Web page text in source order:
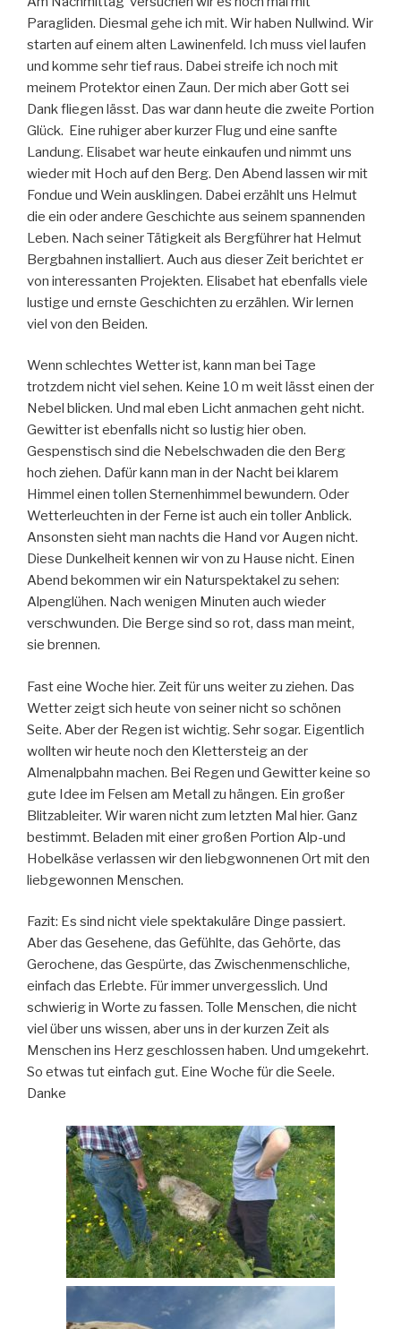
Paragliden. Diesmal gehe ich mit. Wir haben Nullwind. Wir
starten auf einem alten Lawinenfeld. Ich muss viel laufen
und komme sehr tief raus. Dabei streife ich noch mit
meinem Protektor einen Zaun. Der mich aber Gott sei
Dank fliegen lässt. Das war dann heute die zweite Portion
Glück. Eine ruhiger aber kurzer Flug und eine sanfte
Landung. Elisabet war heute einkaufen und nimmt uns
wieder mit Hoch auf den Berg. Den Abend lassen wir mit
Fondue und Wein ausklingen. Dabei erzählt uns Helmut
die ein oder andere Geschichte aus seinem spannenden
Leben. Nach seiner Tätigkeit als Bergführer hat Helmut
Bergbahnen installiert. Auch aus dieser Zeit berichtet er
von interessanten Projekten. Elisabet hat ebenfalls viele
lustige und ernste Geschichten zu erzählen. Wir lernen
viel von den Beiden.
Wenn schlechtes Wetter ist, kann man bei Tage
trotzdem nicht viel sehen. Keine 10 m weit lässt einen der
Nebel blicken. Und mal eben Licht anmachen geht nicht.
Gewitter ist ebenfalls nicht so lustig hier oben.
Gespenstisch sind die Nebelschwaden die den Berg
hoch ziehen. Dafür kann man in der Nacht bei klarem
Himmel einen tollen Sternenhimmel bewundern. Oder
Wetterleuchten in der Ferne ist auch ein toller Anblick.
Ansonsten sieht man nachts die Hand vor Augen nicht.
Diese Dunkelheit kennen wir von zu Hause nicht. Einen
Abend bekommen wir ein Naturspektakel zu sehen:
Alpenglühen. Nach wenigen Minuten auch wieder
verschwunden. Die Berge sind so rot, dass man meint,
sie brennen.
Fast eine Woche hier. Zeit für uns weiter zu ziehen. Das
Wetter zeigt sich heute von seiner nicht so schönen
Seite. Aber der Regen ist wichtig. Sehr sogar. Eigentlich
wollten wir heute noch den Klettersteig an der
Almenalpbahn machen. Bei Regen und Gewitter keine so
gute Idee im Felsen am Metall zu hängen. Ein großer
Blitzableiter. Wir waren nicht zum letzten Mal hier. Ganz
bestimmt. Beladen mit einer großen Portion Alp-und
Hobelkäse verlassen wir den liebgwonnenen Ort mit den
liebgewonnen Menschen.
Fazit: Es sind nicht viele spektakuläre Dinge passiert.
Aber das Gesehene, das Gefühlte, das Gehörte, das
Gerochene, das Gespürte, das Zwischenmenschliche,
einfach das Erlebte. Für immer unvergesslich. Und
schwierig in Worte zu fassen. Tolle Menschen, die nicht
viel über uns wissen, aber uns in der kurzen Zeit als
Menschen ins Herz geschlossen haben. Und umgekehrt.
So etwas tut einfach gut. Eine Woche für die Seele.
Danke